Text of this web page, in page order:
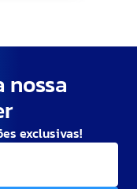
nossa
exclusivas!